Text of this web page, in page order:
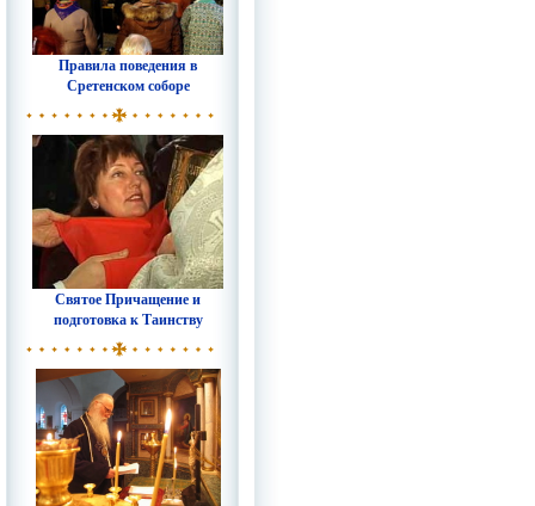
Правила поведения в
Сретенском соборе
Святое Причащение и
подготовка к Таинству